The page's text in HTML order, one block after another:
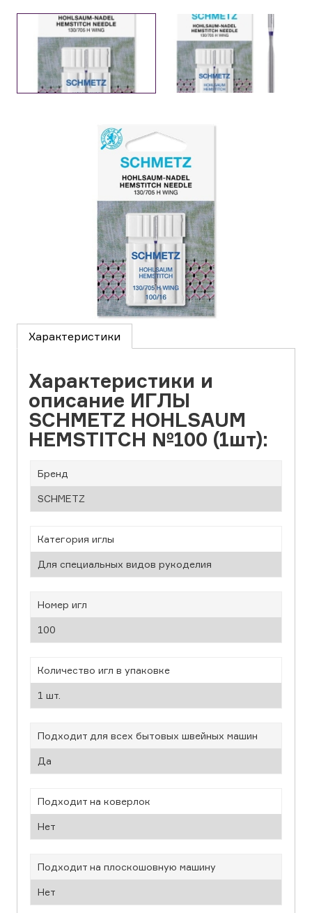
Характеристики
Характеристики и
описание ИГЛЫ
SCHMETZ HOHLSAUM
HEMSTITCH №100 (1шт):
Бренд
SCHMETZ
Категория иглы
Для специальных видов рукоделия
Номер игл
100
Количество игл в упаковке
1 шт.
Подходит для всех бытовых швейных машин
Да
Подходит на коверлок
Нет
Подходит на плоскошовную машину
Нет